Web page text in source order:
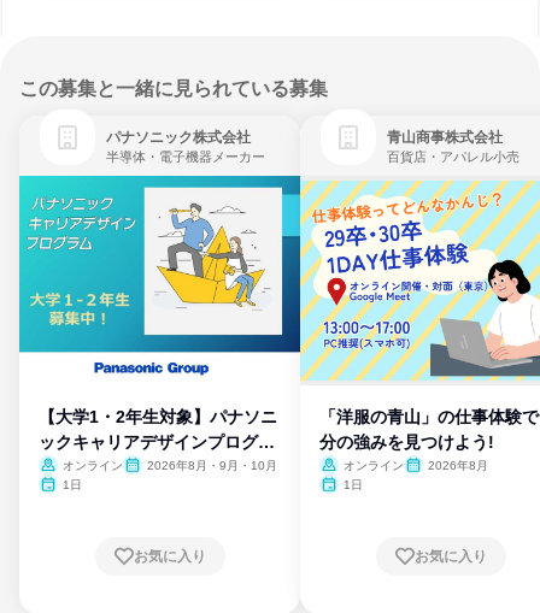
この募集と一緒に見られている募集
パナソニック株式会社
半導体・電子機器メーカー
【大学1・2年生対象】パナソニ
ックキャリアデザインプログラ
ム
オンライン
2026年8月・9月・10月
1日
お気に入り
青山商事株式会社
百貨店・アパレル小売
「洋服の青山」の仕事体験
分の強みを見つけよう!
オンライン
2026年8月
1日
お気に入り